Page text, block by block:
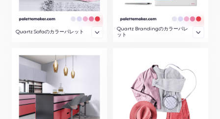
Quartz Sofaのカラーパレット
Quartz Brandingのカラーパレ
ット